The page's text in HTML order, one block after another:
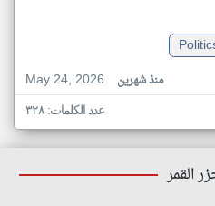
May 24, 2026
منذ شهرين
عدد الكلمات: ٣٢٨
القمر